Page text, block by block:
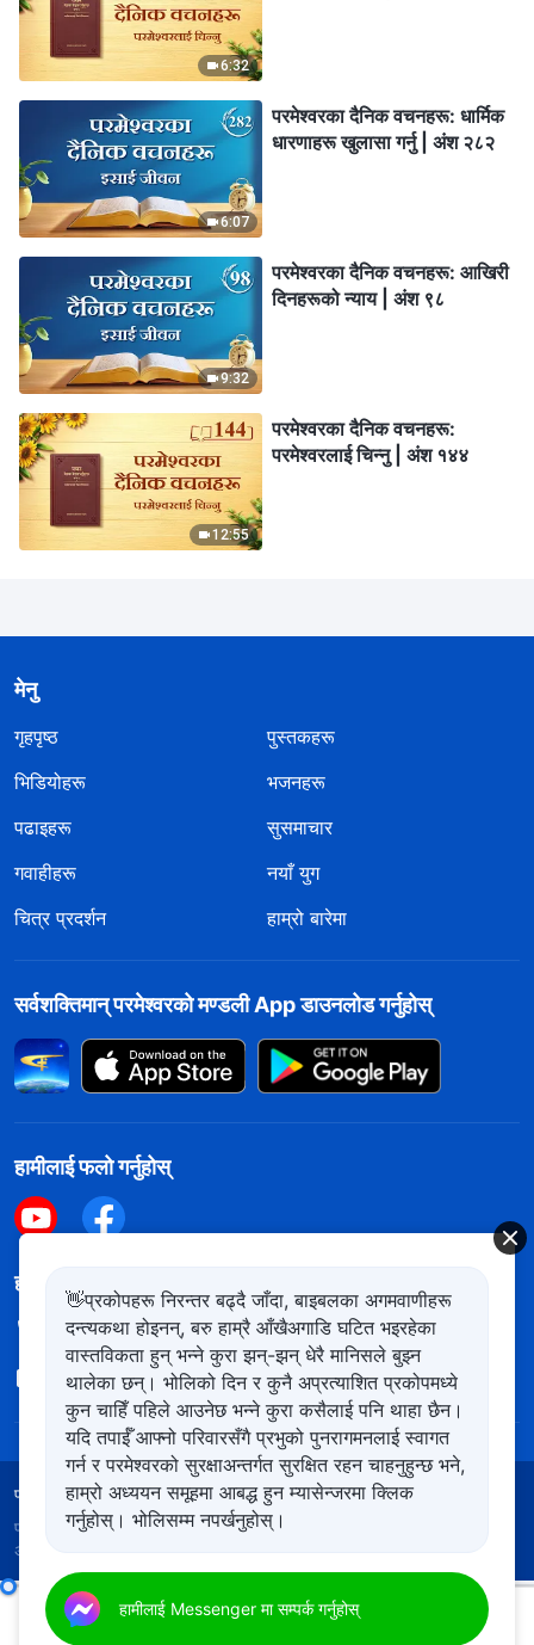
6:32
6:07
परमेश्‍वरका दैनिक वचनहरू: धार्मिक
धारणाहरू खुलासा गर्नु | अंश २८२
9:32
परमेश्‍वरका दैनिक वचनहरू: आखिरी
दिनहरूको न्याय | अंश ९८
12:55
परमेश्‍वरका दैनिक वचनहरू:
परमेश्‍वरलाई चिन्‍नु | अंश १४४
मेनु
गृहपृष्ठ
पुस्तकहरू
भिडियोहरू
भजनहरू
पढाइहरू
सुसमाचार
गवाहीहरू
नयाँ युग
चित्र प्रदर्शन
हाम्रो बारेमा
सर्वशक्तिमान्‌ परमेश्‍वरको मण्डली App डाउनलोड गर्नुहोस्
हामीलाई फलो गर्नुहोस्
हामीलाई सम्पर्क गर्नुहोस
+977-981-140-9021
contact.ne@kingdomsalvation.org
प्रयोगका शर्तहरू गोपनीयता नीति आभार
कुकिज नीति
प्रतिलिपि अधिकार © २०२६सर्वशक्तिमान्‌ परमेश्‍वरको मण्डली
अधिकार सुरक्षित।
👋प्रकोपहरू निरन्तर बढ्दै जाँदा, बाइबलका अगमवाणीहरू
दन्त्यकथा होइनन्, बरु हाम्रै आँखैअगाडि घटित भइरहेका
वास्तविकता हुन् भन्ने कुरा झन्-झन् धेरै मानिसले बुझ्न
थालेका छन्। भोलिको दिन र कुनै अप्रत्याशित प्रकोपमध्ये
कुन चाहिँ पहिले आउनेछ भन्ने कुरा कसैलाई पनि थाहा छैन।
यदि तपाईँ आफ्नो परिवारसँगै प्रभुको पुनरागमनलाई स्वागत
गर्न र परमेश्‍वरको सुरक्षाअन्तर्गत सुरक्षित रहन चाहनुहुन्छ भने,
हाम्रो अध्ययन समूहमा आबद्ध हुन म्यासेन्जरमा क्लिक
गर्नुहोस्। भोलिसम्म नपर्खनुहोस्।
हामीलाई Messenger मा सम्पर्क गर्नुहोस्